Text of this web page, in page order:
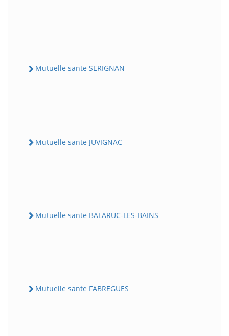
Mutuelle sante SERIGNAN
Mutuelle sante JUVIGNAC
Mutuelle sante BALARUC-LES-BAINS
Mutuelle sante FABREGUES